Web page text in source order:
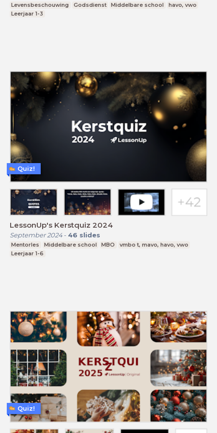
Levensbeschouwing Godsdienst Middelbare school
havo, vwo
Leerjaar 1-3
LessonUp's Kerstquiz 2024
September 2024- 46 slides
Mentorles Middelbare school MBO
vmbo t, mavo, havo, vwo
Leerjaar 1-6
Quiz!
Quiz!